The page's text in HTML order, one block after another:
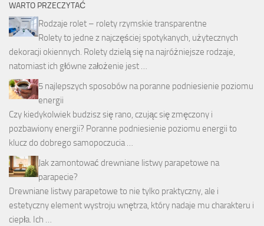
WARTO PRZECZYTAĆ
Rodzaje rolet – rolety rzymskie transparentne
Rolety to jedne z najczęściej spotykanych, użytecznych
dekoracji okiennych. Rolety dzielą się na najróżniejsze rodzaje,
natomiast ich główne założenie jest …
5 najlepszych sposobów na poranne podniesienie poziomu
energii
Czy kiedykolwiek budzisz się rano, czując się zmęczony i
pozbawiony energii? Poranne podniesienie poziomu energii to
klucz do dobrego samopoczucia …
Jak zamontować drewniane listwy parapetowe na
parapecie?
Drewniane listwy parapetowe to nie tylko praktyczny, ale i
estetyczny element wystroju wnętrza, który nadaje mu charakteru i
ciepła. Ich …